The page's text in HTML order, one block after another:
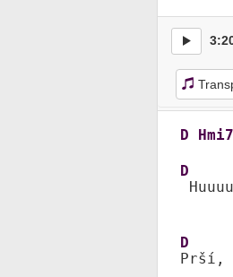
D Hmi7
D
D
Prší,